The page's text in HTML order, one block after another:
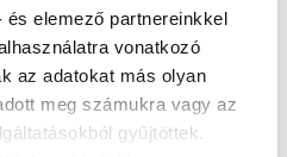
elemező partnereinkkel
vonatkozó
az adatokat más olyan
meg számukra vagy az
gyűjtöttek.